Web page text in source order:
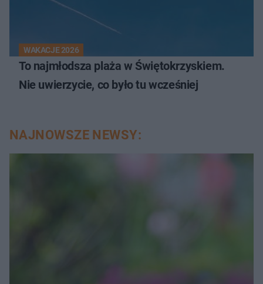
WAKACJE 2026
To najmłodsza plaża w Świętokrzyskiem.
Nie uwierzycie, co było tu wcześniej
NAJNOWSZE NEWSY: